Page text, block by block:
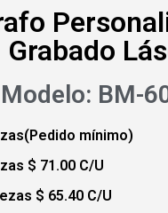
Grabado
Modelo: BM-
mínimo)
$ 71.00 C/U
$ 65.40 C/U